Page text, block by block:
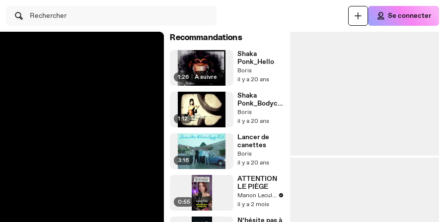
Rechercher Se connecter
Recommandations
1:26 À suivre
Shaka
Ponk_Hello
Boris
il y a 20 ans
1:12
Shaka
Ponk_Bodycul
t
Boris
il y a 20 ans
3:16
Lancer de
canettes
Boris
il y a 20 ans
0:55
ATTENTION
LE PIÈGE
Manon Leculnu
il y a 2 mois